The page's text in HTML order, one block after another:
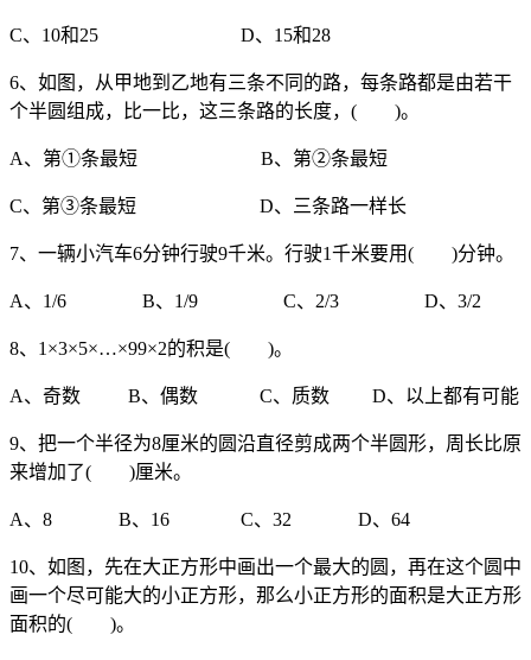
C、10和25 D、15和28
6、如图，从甲地到乙地有三条不同的路，每条路都是由若干
个半圆组成，比一比，这三条路的长度，( )。
A、第①条最短 B、第②条最短
C、第③条最短 D、三条路一样长
7、一辆小汽车6分钟行驶9千米。行驶1千米要用( )分钟。
A、1/6 B、1/9 C、2/3 D、3/2
8、1×3×5×…×99×2的积是( )。
A、奇数 B、偶数 C、质数 D、以上都有可能
9、把一个半径为8厘米的圆沿直径剪成两个半圆形，周长比原
来增加了( )厘米。
A、8 B、16 C、32 D、64
10、如图，先在大正方形中画出一个最大的圆，再在这个圆中
画一个尽可能大的小正方形，那么小正方形的面积是大正方形
面积的( )。